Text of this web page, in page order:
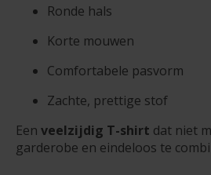
Ronde hals
Korte mouwen
Comfortabele pasvorm
Zachte, prettige stof
Een veelzijdig T-shirt dat niet
garderobe en eindeloos te